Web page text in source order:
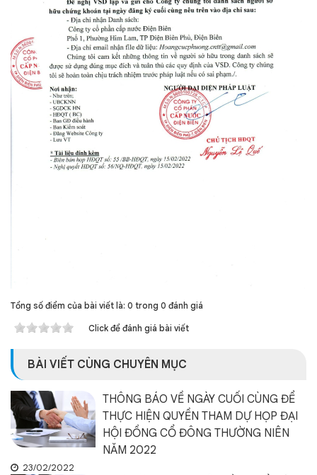
Tổng số điểm của bài viết là: 0 trong 0 đánh giá
Click để đánh giá bài viết
BÀI VIẾT CÙNG CHUYÊN MỤC
THÔNG BÁO VỀ NGÀY CUỐI CÙNG ĐỂ
THỰC HIỆN QUYỀN THAM DỰ HỌP ĐẠI
HỘI ĐỒNG CỔ ĐÔNG THƯỜNG NIÊN
NĂM 2022
23/02/2022